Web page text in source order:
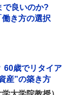
で良いのか?
き方の選択
60歳でリタイア
産”の築き方